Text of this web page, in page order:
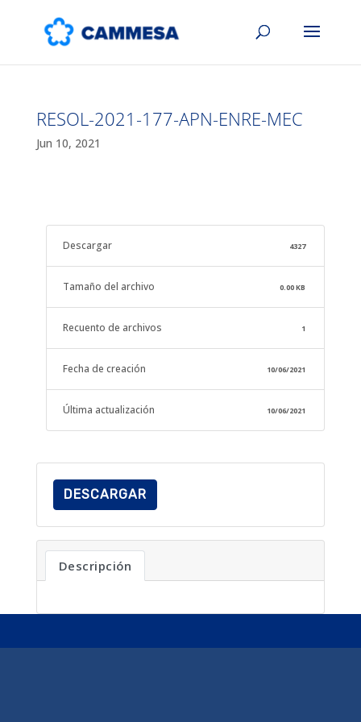
RESOL-2021-177-APN-ENRE-MEC
Jun 10, 2021
Descargar 4327
Tamaño del archivo 0.00 KB
Recuento de archivos 1
Fecha de creación 10/06/2021
Última actualización 10/06/2021
DESCARGAR
Descripción